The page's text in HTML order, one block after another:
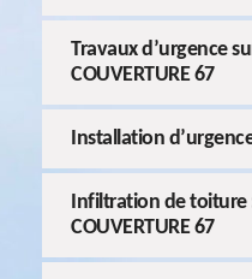
Travaux d’urgence
COUVERTURE 67
Installation
Infiltration de toiture
COUVERTURE 67